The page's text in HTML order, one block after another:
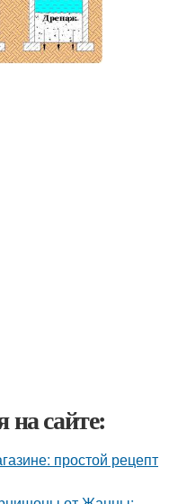
на сайте:
простой рецепт